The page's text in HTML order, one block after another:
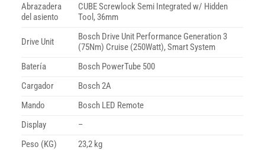
Abrazadera
del asiento
CUBE Screwlock Semi Integrated w/ Hidden
Tool, 36mm
Drive Unit
Bosch Drive Unit Performance Generation 3
(75Nm) Cruise (250Watt), Smart System
Batería
Bosch PowerTube 500
Cargador
Bosch 2A
Mando
Bosch LED Remote
Display
–
Peso (KG)
23,2 kg